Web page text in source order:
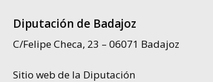
Diputación de Badajoz
C/Felipe Checa, 23 – 06071 Badajoz
Sitio web de la Diputación